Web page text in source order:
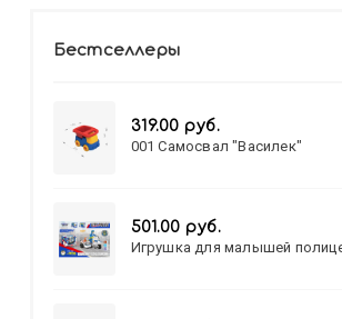
Бестселлеры
319.00 руб.
001 Самосвал "Василек"
501.00 руб.
Игрушка для малышей